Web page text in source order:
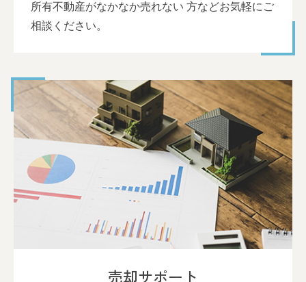
所有不動産がなかなか売れない 方などお気軽にご
相談ください。
売却サポート